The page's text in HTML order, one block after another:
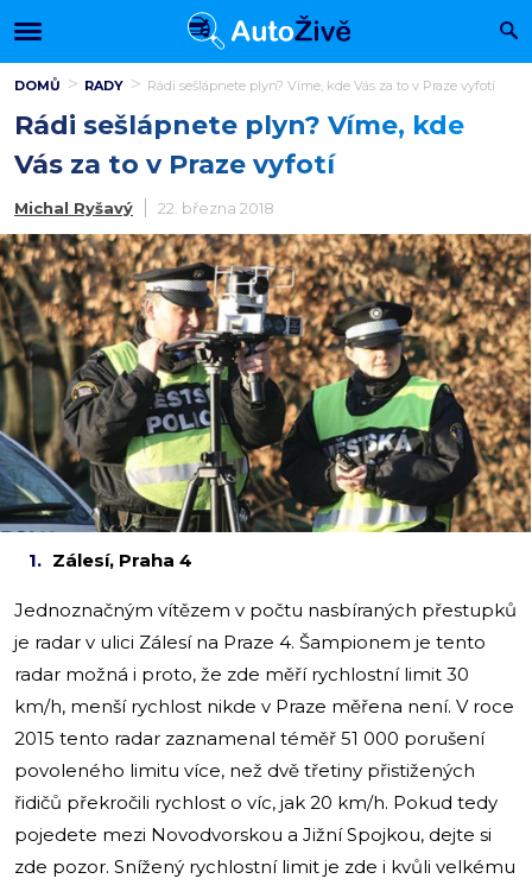
DOMŮ RADY Rádi sešlápnete plyn? Víme, kde Vás za to v Praze vyfotí
Rádi sešlápnete plyn? Víme, kde
Vás za to v Praze vyfotí
Michal Ryšavý 22. března 2018
Zálesí, Praha 4
Jednoznačným vítězem v počtu nasbíraných přestupků
je radar v ulici Zálesí na Praze 4. Šampionem je tento
radar možná i proto, že zde měří rychlostní limit 30
km/h, menší rychlost nikde v Praze měřena není. V roce
2015 tento radar zaznamenal téměř 51 000 porušení
povoleného limitu více, než dvě třetiny přistižených
řidičů překročili rychlost o víc, jak 20 km/h. Pokud tedy
pojedete mezi Novodvorskou a Jižní Spojkou, dejte si
zde pozor. Snížený rychlostní limit je zde i kvůli velkému